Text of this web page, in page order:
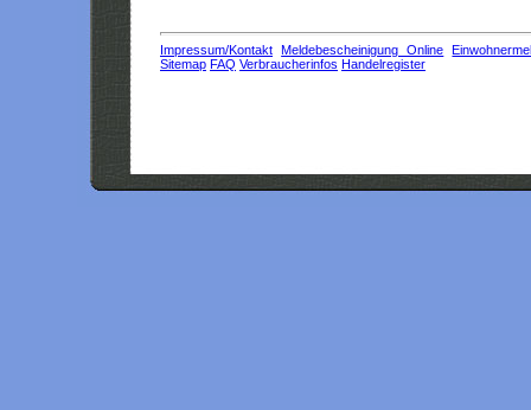
Impressum/Kontakt Meldebescheinigung Online
Sitemap FAQ Verbraucherinfos Handelregister